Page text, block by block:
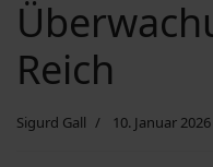
Reich
Sigurd Gall 10. Januar 2026